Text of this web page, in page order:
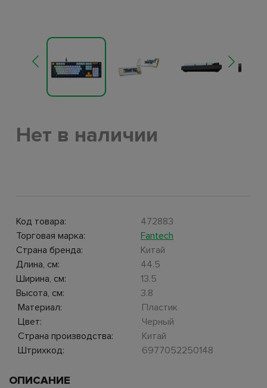
Нет в наличии
Код товара:
472883
Торговая марка:
Fantech
Страна бренда:
Китай
Длина, см:
44.5
Ширина, см:
13.5
Высота, см:
3.8
Материал:
Пластик
Цвет:
Черный
Страна производства:
Китай
Штрихкод:
6977052250148
ОПИСАНИЕ